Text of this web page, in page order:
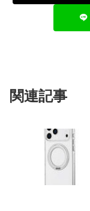
関連記事